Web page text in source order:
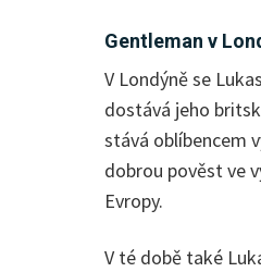
Gentleman v
V Londýně se
dostává jeho
stává oblíbencem
dobrou pověst ve
Evropy.
V té době také